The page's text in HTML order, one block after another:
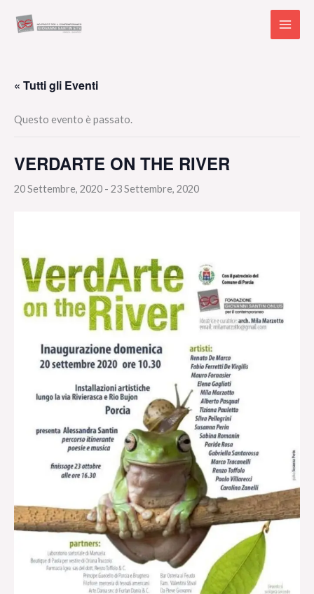
« Tutti gli Eventi
Questo evento è passato.
VERDARTE ON THE RIVER
20 Settembre, 2020 - 23 Settembre, 2020